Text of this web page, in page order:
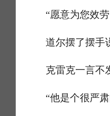
“愿意为您效劳
道尔摆了摆手说
克雷克一言不发
“他是个很严肃